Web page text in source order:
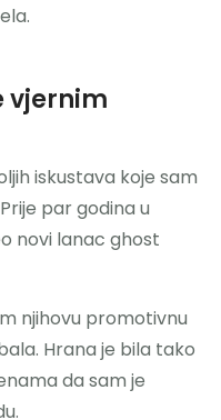
vjernim
iskustava koje sam
par godina u
novi lanac ghost
njihovu promotivnu
Hrana je bila tako
da sam je